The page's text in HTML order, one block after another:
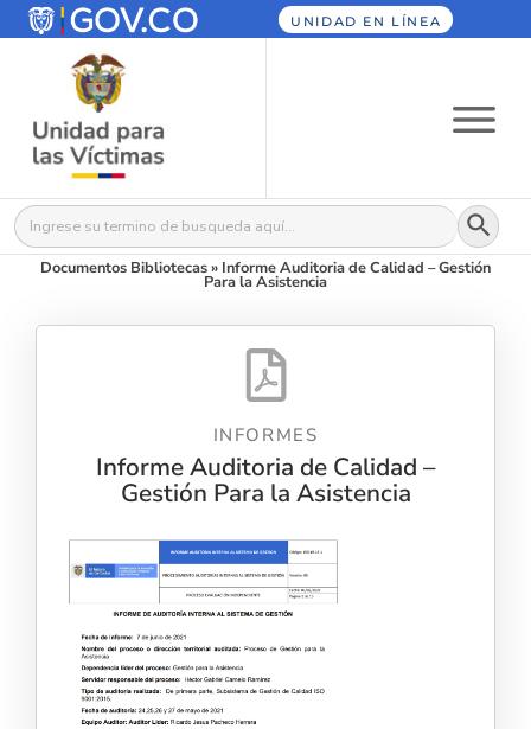
UNIDAD EN LÍNEA
Buscar: Botón
Documentos Bibliotecas» Informe Auditoria de Calidad – Gestión
Para la Asistencia
INFORMES
Informe Auditoria de Calidad –
Gestión Para la Asistencia